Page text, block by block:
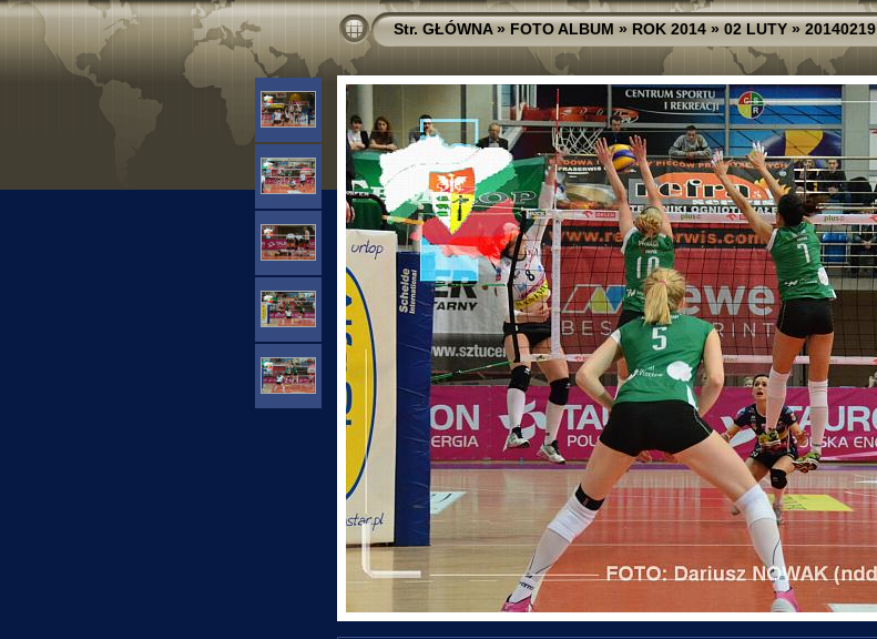
Str. GŁÓWNA»FOTO ALBUM»ROK 2014»02 LUTY»20140219